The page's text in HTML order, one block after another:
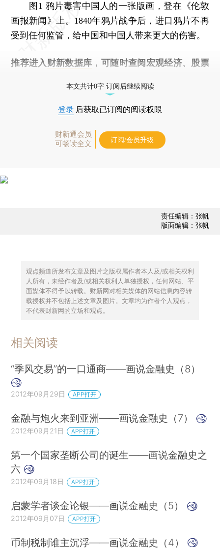
图1 鸦片毒害中国人的一张版画，登在《伦敦
画报新闻》上。1840年鸦片战争后，进口鸦片不再
受到任何监管，给中国和中国人带来更大的伤害。
推荐进入 财新数据库 ，可随时查阅宏观经济、股票
本文共计0字 订阅后继续阅读
登录 后获取已订阅的阅读权限
财新通会员
可畅读全文
订阅/会员升级
责任编辑：张帆
版面编辑：张帆
观点频道所发布文章及图片之版权属作者本人及/或相关权利
人所有，未经作者及/或相关权利人单独授权，任何网站、平
面媒体不得予以转载。财新网对相关媒体的网站信息内容转
载授权并不包括上述文章及图片。文章均为作者个人观点，
不代表财新网的立场和观点。
相关阅读
“季风交易”的一口通商——画说金融史（8）
2012年09月29日 APP打开
金融与炮火来到亚洲——画说金融史（7）
2012年09月21日 APP打开
第一个国家垄断公司的诞生——画说金融史之
六
2012年09月18日 APP打开
启蒙学者谈金论银——画说金融史（5）
2012年09月07日 APP打开
币制税制谁主沉浮——画说金融史（4）